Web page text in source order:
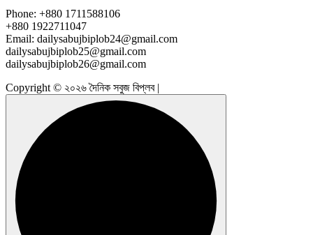
Phone: +880 1711588106
+880 1922711047
Email: dailysabujbiplob24@gmail.com
dailysabujbiplob25@gmail.com
dailysabujbiplob26@gmail.com
Copyright © ২০২৬ দৈনিক সবুজ বিপ্লব |